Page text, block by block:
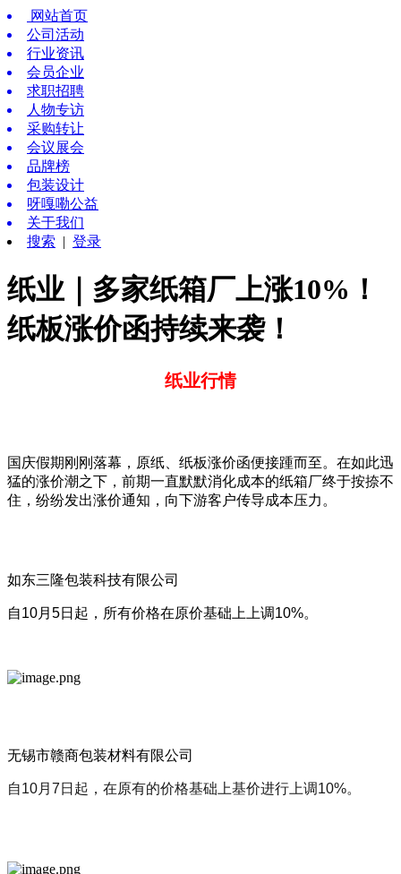
网站首页
公司活动
行业资讯
会员企业
求职招聘
人物专访
采购转让
会议展会
品牌榜
包装设计
呀嘎嘞公益
关于我们
搜索 | 登录
纸业｜多家纸箱厂上涨10%！
纸板涨价函持续来袭！
纸业行情
国庆假期刚刚落幕，原纸、纸板涨价函便接踵而至。在如此迅
猛的涨价潮之下，前期一直默默消化成本的纸箱厂终于按捺不
住，纷纷发出涨价通知，向下游客户传导成本压力。
如东三隆包装科技有限公司
自10月5日起，所有价格在原价基础上上调10%。
无锡市赣商包装材料有限公司
自10月7日起，在原有的价格基础上基价进行上调10%。